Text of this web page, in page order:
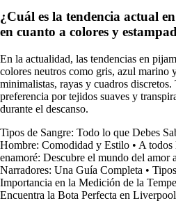
¿Cuál es la tendencia actual
en cuanto a colores y
En la actualidad, las tendencias en
colores neutros como gris, azul marino
minimalistas, rayas y cuadros discretos.
preferencia por tejidos suaves y
durante el descanso.
Tipos de Sangre: Todo lo que Debes
Hombre: Comodidad y Estilo • A todos
enamoré: Descubre el mundo del amor
Narradores: Una Guía Completa •
Importancia en la Medición de la
Encuentra la Bota Perfecta en Liverpool